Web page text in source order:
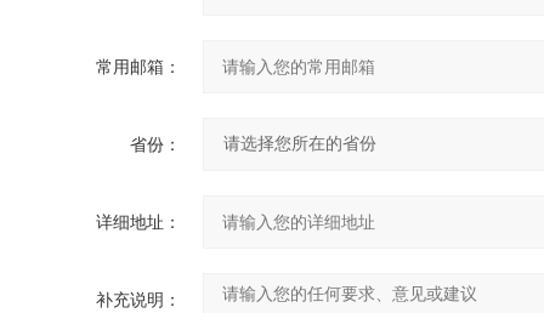
常用邮箱：
省份：
详细地址：
补充说明：